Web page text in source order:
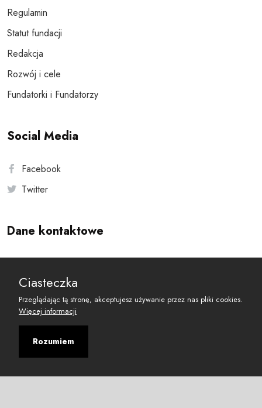
Regulamin
Statut fundacji
Redakcja
Rozwój i cele
Fundatorki i Fundatorzy
Social Media
Facebook
Twitter
Dane kontaktowe
reset@resetobywatelski.pl
Ciasteczka
Przeglądając tą stronę, akceptujesz używanie przez nas pliki cookies.
Więcej informacji
Rozumiem